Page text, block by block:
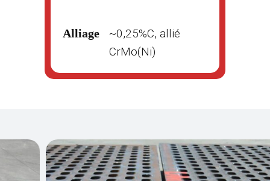
Alliage
~0,25%C, allié
CrMo(Ni)